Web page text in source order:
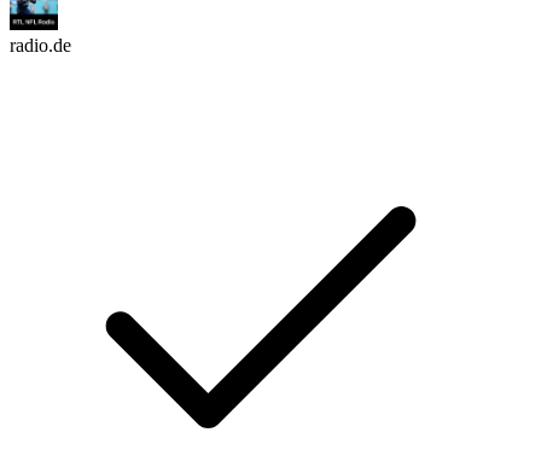
radio.de